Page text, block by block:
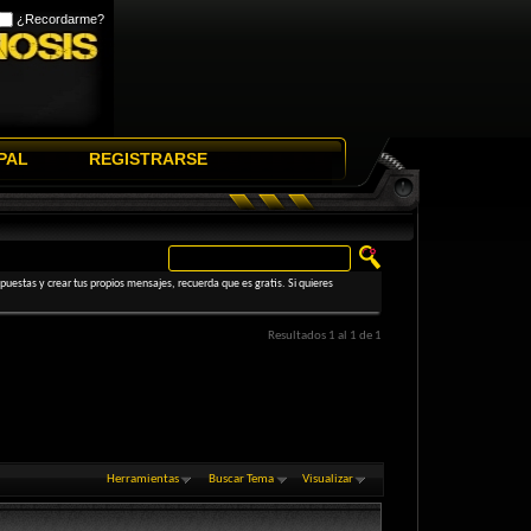
¿Recordarme?
REGISTRARSE
y crear tus propios mensajes, recuerda que es gratis. Si quieres
Resultados 1 al 1 de 1
Herramientas Buscar Tema Visualizar